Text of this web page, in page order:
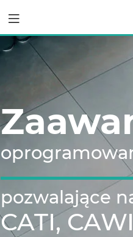
pozwalające
CATI,